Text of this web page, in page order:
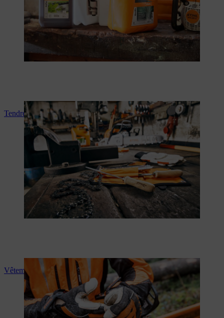
Tendre la chaîne
Vêtements de protection pour tronçonneuse